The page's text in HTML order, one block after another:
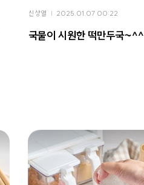
신상열 2025.01.07 00:22
국물이 시원한 떡만두국~^^